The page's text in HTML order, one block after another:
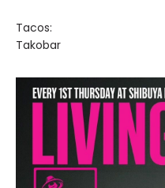
Tacos:
Takobar